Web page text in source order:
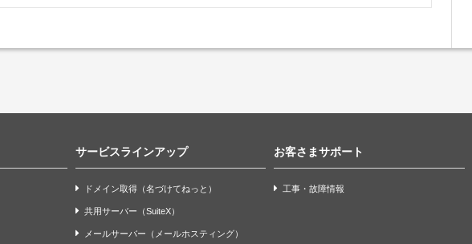
サービスラインアップ
ドメイン取得（名づけてねっと）
共用サーバー（SuiteX）
メールサーバー（メールホスティング）
お客さまサポート
工事・故障情報